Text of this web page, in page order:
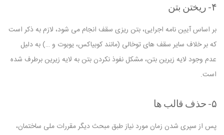
۴- ریختن بتن
بر اساس آیین نامه اجرایی، بتن ریزی سقف انجام می شود، لازم به ذکر است
که بر خلاف سایر سقف های توخالی (مانند کوبیاکس، یوبوت و …) به دلیل
عدم وجود لایه زیرین بتن، مشکل نفوذ نکردن بتن به لایه زیرین برطرف شده
است.
۵- حذف قالب ها
پس از سپری شدن زمان مورد نیاز طبق مبحث دیگر مقررات ملی ساختمان،